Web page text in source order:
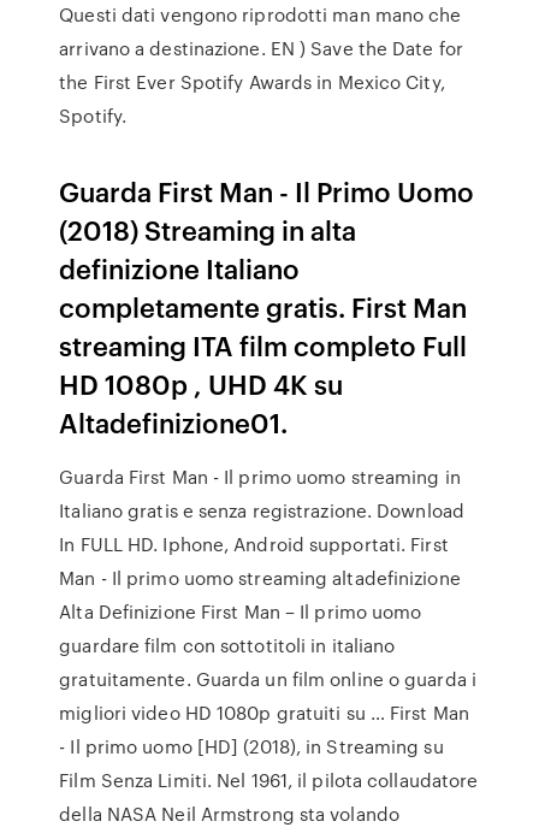
Questi dati vengono riprodotti man mano che
arrivano a destinazione. EN ) Save the Date for
the First Ever Spotify Awards in Mexico City,
Spotify.
Guarda First Man - Il Primo Uomo
(2018) Streaming in alta
definizione Italiano
completamente gratis. First Man
streaming ITA film completo Full
HD 1080p , UHD 4K su
Altadefinizione01.
Guarda First Man - Il primo uomo streaming in
Italiano gratis e senza registrazione. Download
In FULL HD. Iphone, Android supportati. First
Man - Il primo uomo streaming altadefinizione
Alta Definizione First Man – Il primo uomo
guardare film con sottotitoli in italiano
gratuitamente. Guarda un film online o guarda i
migliori video HD 1080p gratuiti su … First Man
- Il primo uomo [HD] (2018), in Streaming su
Film Senza Limiti. Nel 1961, il pilota collaudatore
della NASA Neil Armstrong sta volando